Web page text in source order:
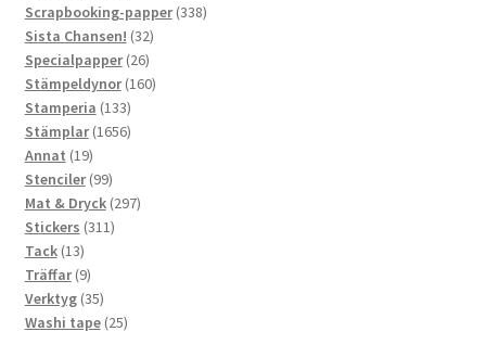
produkter
Scrapbooking-papper 338338
Sista Chansen! 3232
produkter
Specialpapper 2626
produkter
Stämpeldynor 160160
Stamperia 133133
produkter
Stämplar 16561656
Annat 1919
produkter
Stenciler 9999
produkter
Mat & Dryck 297297
Stickers 311311
Tack 1313
produkter
Träffar 99
produkter
Verktyg 3535
produkter
Washi tape 2525